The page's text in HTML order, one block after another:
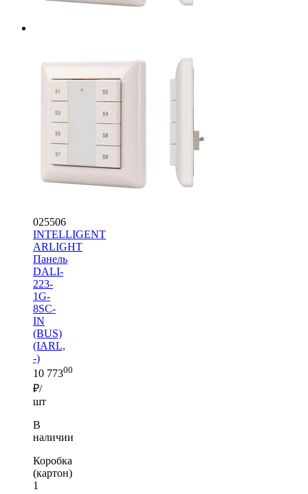
025506
INTELLIGENT
ARLIGHT
Панель
DALI-
223-
1G-
8SC-
IN
(BUS)
(IARL,
-)
10 77300
₽/
шт
В
наличии
Коробка
(картон)
1